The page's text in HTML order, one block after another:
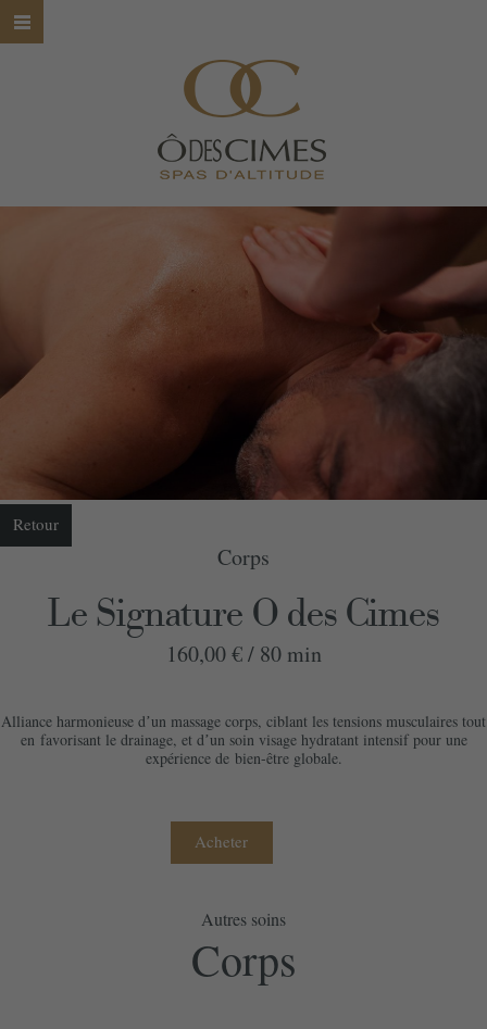
HOME
Ô DES CIMES
NOS SPAS
NOS SOINS
NOS MARQUES
BONS CADEAUX
CONTACT
Retour
Corps
Le Signature O des Cimes
160,00 € / 80 min
Alliance harmonieuse dʼun massage corps, ciblant les tensions musculaires tout
en favorisant le drainage, et dʼun soin visage hydratant intensif pour une
expérience de bien-être globale.
Acheter
Commander votre bon cadeau
Autres soins
Corps